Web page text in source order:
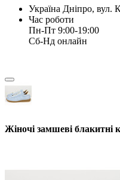
Україна Дніпро, вул.
Час роботи
Пн-Пт 9:00-19:00
Сб-Нд онлайн
Жіночі замшеві блакитні